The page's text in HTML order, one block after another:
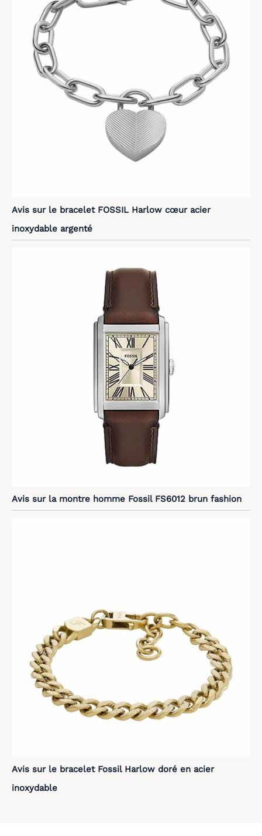
Avis sur le bracelet FOSSIL Harlow cœur acier
inoxydable argenté
Avis sur la montre homme Fossil FS6012 brun fashion
Avis sur le bracelet Fossil Harlow doré en acier
inoxydable